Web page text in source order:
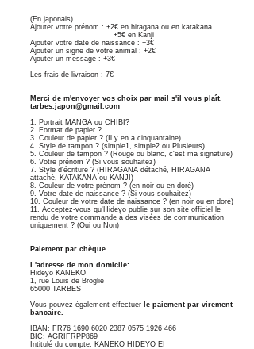
(En japonais)
Ajouter votre prénom : +2€ en hiragana ou en katakana
+5€ en Kanji
Ajouter votre date de naissance : +3€
Ajouter un signe de votre animal : +2€
Ajouter un message : +3€
Les frais de livraison : 7€
Merci de m'envoyer vos choix par mail s'il vous plaît.
tarbes.japon@gmail.com
1. Portrait MANGA ou CHIBI?
2. Format de papier ?
3. Couleur de papier ? (Il y en a cinquantaine)
4. Style de tampon ? (simple1, simple2 ou Plusieurs)
5. Couleur de tampon ? (Rouge ou blanc, c'est ma signature)
6. Votre prénom ? (Si vous souhaitez)
7. Style d'écriture ? (HIRAGANA détaché, HIRAGANA
attaché, KATAKANA ou KANJI)
8. Couleur de votre prénom ? (en noir ou en doré)
9. Votre date de naissance ? (Si vous souhaitez)
10. Couleur de votre date de naissance ? (en noir ou en doré)
11. Acceptez-vous qu'Hideyo publie sur son site officiel le
rendu de votre commande à des visées de communication
uniquement ? (Oui ou Non)
Paiement par chèque
L'adresse de mon domicile:
Hideyo KANEKO
1, rue Louis de Broglie
65000 TARBES
Vous pouvez également effectuer le paiement par virement
bancaire.
IBAN: FR76 1690 6020 2387 0575 1926 466
BIC: AGRIFRPP869
Intitulé du compte: KANEKO HIDEYO EI